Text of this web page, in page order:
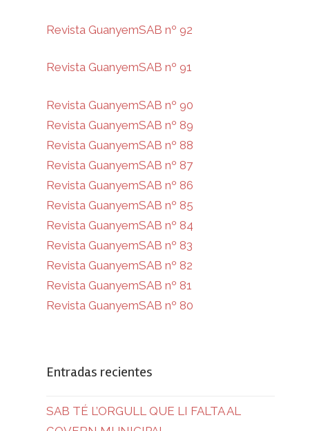
Revista GuanyemSAB nº 92
Revista GuanyemSAB nº 91
Revista GuanyemSAB nº 90
Revista GuanyemSAB nº 89
Revista GuanyemSAB nº 88
Revista GuanyemSAB nº 87
Revista GuanyemSAB nº 86
Revista GuanyemSAB nº 85
Revista GuanyemSAB nº 84
Revista GuanyemSAB nº 83
Revista GuanyemSAB nº 82
Revista GuanyemSAB nº 81
Revista GuanyemSAB nº 80
Entradas recientes
SAB TÉ L’ORGULL QUE LI FALTA AL